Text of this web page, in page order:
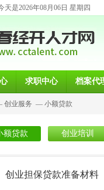
天是2026年08月06日 星期四
求职中心 档案代
创业服务 — 小额贷款
额贷款 创业培训
创业担保贷款准备材料